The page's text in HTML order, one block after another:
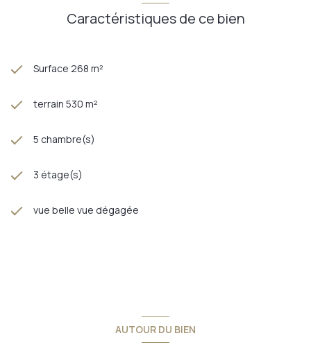
Caractéristiques de ce bien
Surface 268 m²
terrain 530 m²
5 chambre(s)
3 étage(s)
vue belle vue dégagée
AUTOUR DU BIEN